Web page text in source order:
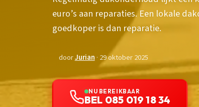
euro’s aan reparaties. Een lokale
goedkoper is dan reparatie.
doorJurian · 29 oktober 2025
NU BEREIKBAAR
BEL 085 019 18 34